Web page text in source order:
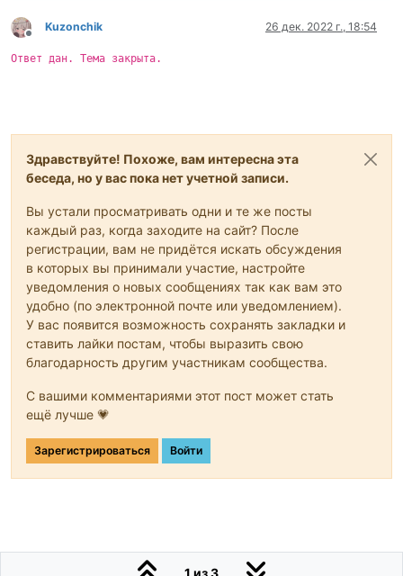
Не в сети
Kuzonchik 26 дек. 2022 г., 18:54
Ответ дан. Тема закрыта.
Здравствуйте! Похоже, вам интересна эта
беседа, но у вас пока нет учетной записи.
Вы устали просматривать одни и те же посты
каждый раз, когда заходите на сайт? После
регистрации, вам не придётся искать обсуждения
в которых вы принимали участие, настройте
уведомления о новых сообщениях так как вам это
удобно (по электронной почте или уведомлением).
У вас появится возможность сохранять закладки и
ставить лайки постам, чтобы выразить свою
благодарность другим участникам сообщества.
С вашими комментариями этот пост может стать
ещё лучше 💗
Зарегистрироваться Войти
1 из 3